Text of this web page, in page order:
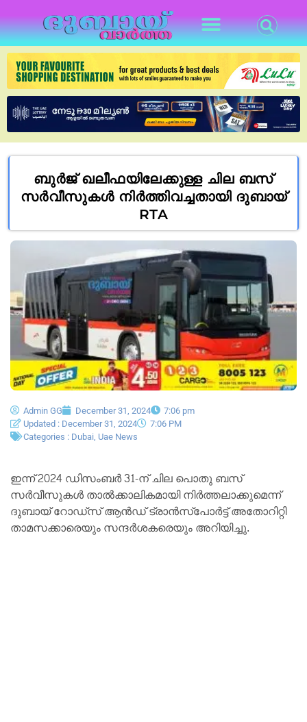
ബുർജ് ഖലീഫയിലേക്കുള്ള ചില ബസ്
സർവീസുകൾ നിർത്തിവച്ചതായി ദുബായ്
RTA
Admin GG December 31, 2024
7:06 pm
Updated : December 31, 2024
7:06 PM
Categories : Dubai Uae News
ഇന്ന് 2024 ഡിസംബർ 31-ന് ചില പൊതു ബസ്
സർവീസുകൾ താൽക്കാലികമായി നിർത്തലാക്കുമെന്ന്
ദുബായ് റോഡ്‌സ് ആൻഡ് ട്രാൻസ്‌പോർട്ട് അതോറിറ്റി
താമസക്കാരെയും സന്ദർശകരെയും അറിയിച്ചു.